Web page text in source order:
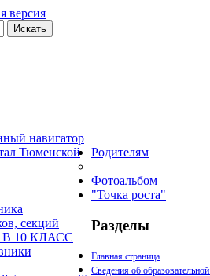
версия
Искать
навигатор
Тюменской
секций
10 КЛАСС
Родителям
Фотоальбом
"Точка роста"
Разделы
Главная страница
Сведения об